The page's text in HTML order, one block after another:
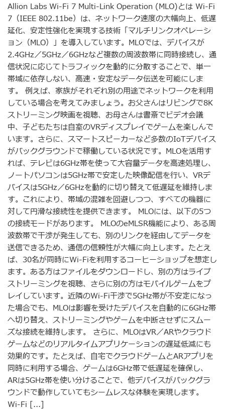
Allion Labs Wi-Fi 7 Multi-Link Operation (MLO)とは Wi-Fi
7（IEEE 802.11be）は、ネットワーク速度の大幅向上、低遅
延化、安定性強化を実現する技術「マルチリンクオペレーシ
ョン（MLO）」を導入しています。MLOでは、デバイスが
2.4GHz／5GHz／6GHzなど複数の周波数帯に同時接続し、通
信状況に応じてトラフィックを動的に分散することで、単一
帯域に依存しない、高速・安定なデータ伝送を可能にしま
す。 例えば、家族がそれぞれ別の用途でネットワークを利用
している場合を考えてみましょう。お父さんはリビングで8K
ストリーミング映画を視聴、お母さんは書斎でビデオ会議
中、子どもたちは自室のVRディスプレイでゲームを楽しんで
います。さらに、スマートスピーカーなど多数のIoTデバイス
がバックグラウンドで稼働している状況です。MLOを活用す
れば、テレビは6GHz帯を使って大容量データを高速処理し、
ノートパソコンは5GHz帯で安定した映像配信を行い、VRデ
バイスは5GHz／6GHzを動的に切り替えて低遅延を維持しま
す。これにより、帯域の混雑を回避しつつ、すべての機器に
対して円滑な接続性を提供できます。 MLOには、以下の5つ
の接続モードがあります。 MLOのeMLSR機能により、ある周
波数帯で干渉が発生しても、別のリンクを経由してデータを
送信できるため、通信の信頼性が大幅に向上します。たとえ
ば、30名が同時にWi-Fiを利用するコーヒーショップを想定し
ます。ある方はファイルをダウンロードし、別の方はライブ
ストリーミングを視聴、さらに別の方はモバイルゲームをプ
レイしています。近隣のWi-Fi干渉で5GHz帯が不安定になっ
た場合でも、MLOは影響を受けたデバイスを自動的に6GHz帯
へ切り替え、ストリーミングやゲームを中断させずにスムー
ズな接続を維持します。 さらに、MLOはVR／ARやクラウド
ゲームなどのリアルタイムアプリケーションの遅延低減にも
効果的です。たとえば、自宅でクラウドゲームとARアプリを
同時に利用する場合、ゲームは6GHz帯で低遅延を確保し、
ARは5GHz帯を使い分けることで、他デバイスがバックグラ
ウンドで動作していてもシームレスな体験を実現します。
Wi-Fi [...]